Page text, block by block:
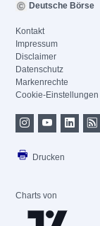
Deutsche Börse
Kontakt
Impressum
Disclaimer
Datenschutz
Markenrechte
Cookie-Einstellungen
Drucken
Charts von